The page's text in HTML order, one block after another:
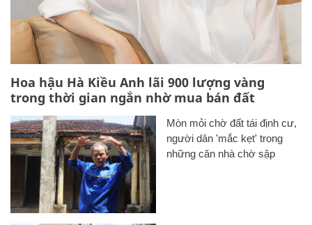
Hoa hậu Hà Kiều Anh lãi 900 lượng vàng
trong thời gian ngắn nhờ mua bán đất
Mòn mỏi chờ đất tái định cư,
người dân 'mắc kẹt' trong
những căn nhà chờ sập